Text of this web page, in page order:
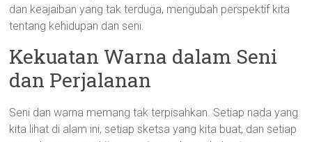
dan keajaiban yang tak terduga, mengubah perspektif kita
tentang kehidupan dan seni.
Kekuatan Warna dalam Seni
dan Perjalanan
Seni dan warna memang tak terpisahkan. Setiap nada yang
kita lihat di alam ini, setiap sketsa yang kita buat, dan setiap